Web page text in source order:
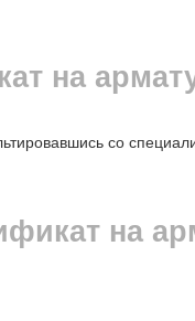
на
со
на